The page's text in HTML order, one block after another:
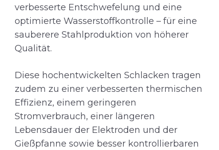
verbesserte Entschwefelung und eine
optimierte Wasserstoffkontrolle – für eine
sauberere Stahlproduktion von höherer
Qualität.
Diese hochentwickelten Schlacken tragen
zudem zu einer verbesserten thermischen
Effizienz, einem geringeren
Stromverbrauch, einer längeren
Lebensdauer der Elektroden und der
Gießpfanne sowie besser kontrollierbaren